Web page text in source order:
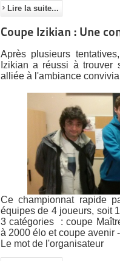
Lire la suite...
Coupe Izikian : Une
Après plusieurs
Izikian a réussi à trouver
alliée à l'ambiance
Ce championnat rapide
équipes de 4 joueurs, soit
3 catégories : coupe
à 2000 élo et coupe avenir
Le mot de l'organisateur